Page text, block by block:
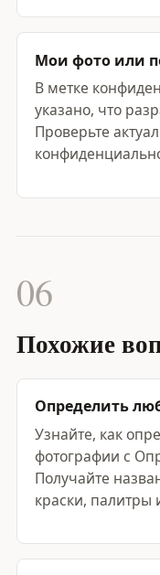
Мои фото или
В метке
указано, что
Проверьте
06
Похожие
Определить
Узнайте, как
фотографии с
Получайте
краски, палитры